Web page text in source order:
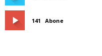
141 Abone